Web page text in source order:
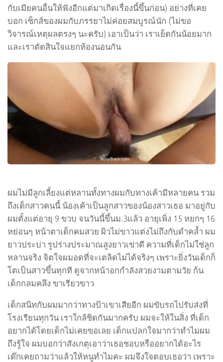
กับเมียคนอื่นให้ฟังอีกแต่มาเกิดเรื่องนี้ขึ้นก่อน) อย่างที่เคย
บอก เซ็กส์ของผมกับภรรยาไม่ค่อยสมบูรณ์นัก (ไม่ขอ
วิจารณ์เหตุผลตรงๆ นะครับ) เอาเป็นว่า เราเย็ดกันน้อยมาก
และเราตัดสินใจแยกห้องนอนกัน
ผมไม่มีลูกเลี้ยงแต่หลานทั้งทางผมกับทางเค้ามีหลายคน รวม
ถึงเด็กสาวคนนี้ น้องเค้าเป็นลูกสาวของน้องสาวเธอ มาอยู่กับ
ผมตั้งแต่อายุ 9 ขวบ จนวันนี้ขึ้นม.3แล้ว อายุเพิ่ง 15 หยกๆ 16
หย่อนๆ หน้าตาเด็กคมสวย ผิวไม่ขาวแต่งไม่ถึงกับดำคล้ำ ผม
ยาวประบ่า รูปร่างประมาณสูงยาวเข่าดี ความที่เด็กไม่ใช่ลูก
หลานจริง จิตใจผมอดที่จะเตลิดไม่ได้จริงๆ เพราะยิ่งวันเด็กก็
โตเป็นสาวขึ้นทุกที ดูจากหน้าอกกำลังสวยงามตามวัย ก้น
เด็กกลมคลึง ขาเรียวขาว
เด็กสนิทกับผมมากว่าทางป้าเขาเสียอีก ผมขับรถไปรับส่งที่
โรงเรียนทุกวัน เราใกล้ชิดกันมากครับ ผมจะให้ในสิ่ง ที่เด็ก
อยากได้โดยเด็กไม่เคยขอเลย เด็กแปลกใจมากว่าทำไมผม
ถึงรู้ใจ ผมบอกว่าสังเกตุเอาว่าเธอชอบหรืออยากได้อะไร
เด๊กเคยถามว่าแล้วให้หนูทำไมคะ ผมจึงใจตอบเธอว่า เพราะ